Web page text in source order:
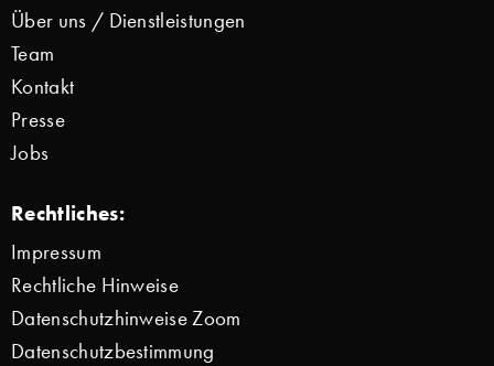
Über uns / Dienstleistungen
Team
Kontakt
Presse
Jobs
Rechtliches:
Impressum
Rechtliche Hinweise
Datenschutzhinweise Zoom
Datenschutzbestimmung